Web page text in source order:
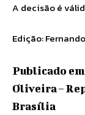
A decisão é
Edição:
Publicado
Oliveira –
Brasília